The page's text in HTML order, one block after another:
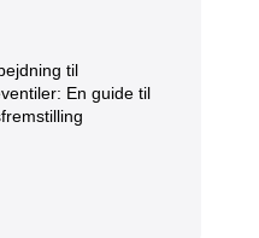
til
En guide til